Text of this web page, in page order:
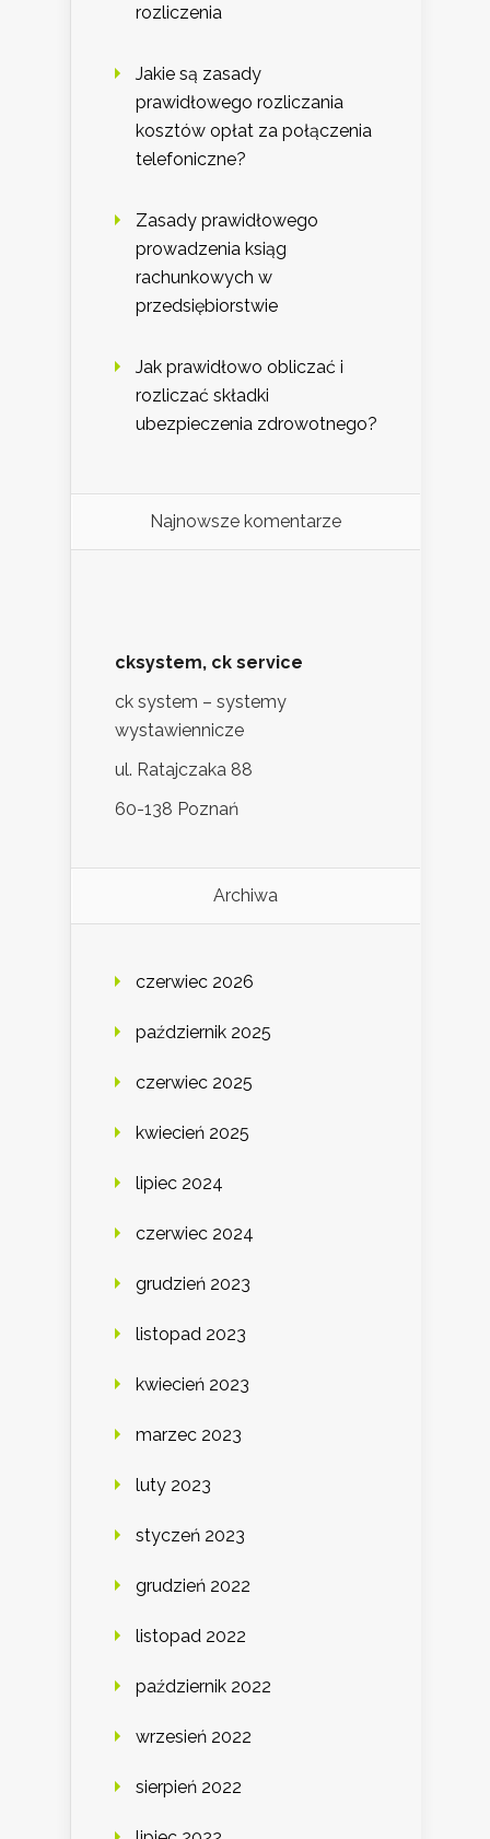
rozliczenia
Jakie są zasady
prawidłowego rozliczania
kosztów opłat za połączenia
telefoniczne?
Zasady prawidłowego
prowadzenia ksiąg
rachunkowych w
przedsiębiorstwie
Jak prawidłowo obliczać i
rozliczać składki
ubezpieczenia zdrowotnego?
Najnowsze komentarze
cksystem, ck service
ck system – systemy
wystawiennicze
ul. Ratajczaka 88
60-138 Poznań
Archiwa
czerwiec 2026
październik 2025
czerwiec 2025
kwiecień 2025
lipiec 2024
czerwiec 2024
grudzień 2023
listopad 2023
kwiecień 2023
marzec 2023
luty 2023
styczeń 2023
grudzień 2022
listopad 2022
październik 2022
wrzesień 2022
sierpień 2022